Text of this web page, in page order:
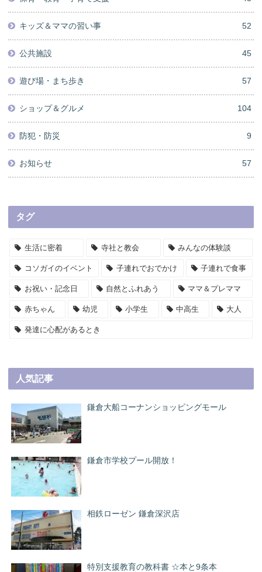
キッズ＆ママの習い事 52
公共施設 45
遊び場・まち歩き 57
ショップ＆グルメ 104
防犯・防災 9
お知らせ 57
タグ
小学生
幼児
子連れでおでかけ
大人
生活に密着
赤ちゃん
ママ＆プレママ
子連れで食事
お祝い・記念日
コソガイのイベント
中高生
発達に心配があるとき
自然とふれあう
寺社と教会 みんなの体験談
人気記事
鎌倉大船コーナンショッピングモール
鎌倉市学校プール開放！
相鉄ローゼン 鎌倉深沢店
特別支援教育の教科書 ☆本と9条本